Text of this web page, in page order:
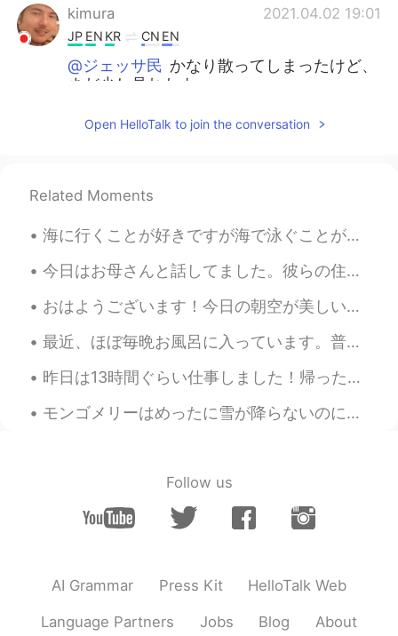
kimura 2021.04.02 19:01
JP EN KR CN EN
@ジェッサ民 かなり散ってしまったけど、
まだ少し見れたよ
ジェッサ民 2021.04.02 14:17
ゃなくて、一時性だから、もっと人気にな
ジェッサ民 2021.04.02 14:08
ENPHTL JP
@Mai チャンスがあれば来てください！
Grand Canyonにも行けます！あまり遠く
ないです。
ジェッサ民 2021.04.02 14:07
@Toshi 本当に見たいです！🥺
@Aya ஐでしょう？あやさんのプロフィー
ルの写真のような桜を見たいのに。🥺
EN PHTL
@948jonお花がいつもきれいですね。💐
Open HelloTalk to join the conversation
Related Moments
海に行くことが好きですが海で泳ぐことが苦手です。波が怖いから。海を制御できません。怖くても、泳ぎて、シュノーケリングしました。魚を見るのが楽しすぎちゃった。岸から離れすぎて泳いだ。波は私を岸に泳...
今日はお母さんと話してました。彼らの住んでる街のコロナの事態はもっと悪くなってるから外にあまり出られない。今年はお母さんはここに行きたがってるけどコロナのせいで、できません。ママはめっちゃ明るく...
おはようございます！今日の朝空が美しい！ 「It's a new day, it's a new life for me and I'm feeling good」と歌いたい！この歌が知ってます...
最近、ほぼ毎晩お風呂に入っています。普通には毎朝と毎晩シャワーを浴びますが、最近、夜のお風呂に楽しみ。🥰ストレス発散できると思います。色々なバスソルトを試しています。amazonでこれを見つけま...
昨日は13時間ぐらい仕事しました！帰ったあと、そんなに疲れなかったけど、今、起きたばかりなのに、もう疲れてる。😵‍💫やばい。 今日は休みだと思ったけど、また仕事です。😑 悲鳴を上げたい！😖😖😖
モンゴメリーはめったに雪が降らないのに極渦のせいで今細雪が降っています。❄️🌨仕事行きたくない〜 一日中はベドで猫ちゃんと遊んで、コーヒーを飲みたい！ 雪が降ってる時、厚い毛皮がある動物の以外は...
Follow us
AI Grammar Press Kit HelloTalk Web
Language Partners Jobs Blog About